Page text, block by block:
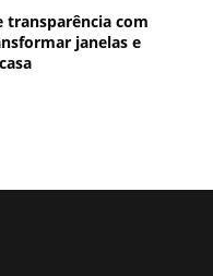
transparência com
janelas e